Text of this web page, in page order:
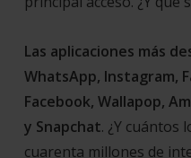
Las aplicaciones más
WhatsApp, Instagram,
Facebook, Wallapop,
y Snapchat. ¿Y cuántos
cuarenta millones de